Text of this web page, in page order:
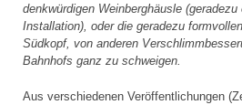
denkwürdigen Weinberghäusle
Installation), oder die geradezu
Südkopf, von anderen
Bahnhofs ganz zu schweigen.
Aus verschiedenen Veröffentlichungen